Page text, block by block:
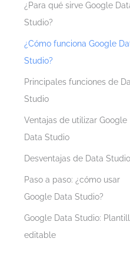
¿Para qué sirve Google
Studio?
¿Cómo funciona Google
Studio?
Principales funciones de
Studio
Ventajas de utilizar Google
Data Studio
Desventajas de Data Studio
Paso a paso: ¿cómo usar
Google Data Studio?
Google Data Studio:
editable